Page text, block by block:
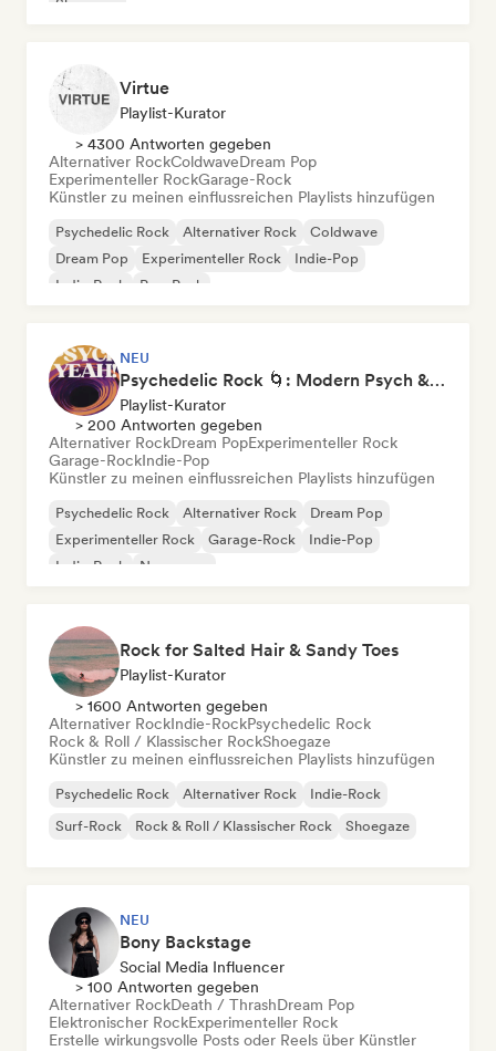
Shoegaze
Virtue
Playlist-Kurator
> 4300 Antworten gegeben
Alternativer RockColdwaveDream Pop
Experimenteller RockGarage-Rock
Künstler zu meinen einflussreichen Playlists hinzufügen
Psychedelic Rock Alternativer Rock
Coldwave
Dream Pop
Experimenteller Rock
Indie-Pop
Indie-Rock
Pop-Punk
NEU
Psychedelic Rock 🌀: Modern Psych & Turkish Vibes
Playlist-Kurator
> 200 Antworten gegeben
Alternativer RockDream PopExperimenteller Rock
Garage-RockIndie-Pop
Künstler zu meinen einflussreichen Playlists hinzufügen
Psychedelic Rock Alternativer Rock
Dream Pop
Experimenteller Rock
Garage-Rock
Indie-Pop
Indie-Rock
New wave
Rock for Salted Hair & Sandy Toes
Playlist-Kurator
> 1600 Antworten gegeben
Alternativer RockIndie-RockPsychedelic Rock
Rock & Roll / Klassischer RockShoegaze
Künstler zu meinen einflussreichen Playlists hinzufügen
Psychedelic Rock Alternativer Rock
Indie-Rock
Surf-Rock
Rock & Roll / Klassischer Rock Shoegaze
NEU
Bony Backstage
Social Media Influencer
> 100 Antworten gegeben
Alternativer RockDeath / ThrashDream Pop
Elektronischer RockExperimenteller Rock
Erstelle wirkungsvolle Posts oder Reels über Künstler